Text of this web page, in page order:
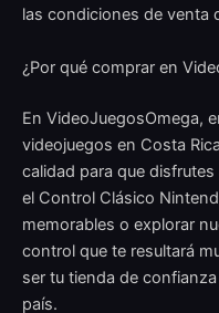
las condiciones de venta
¿Por qué comprar en
En VideoJuegosOmega,
videojuegos en Costa
calidad para que
el Control Clásico
memorables o explorar
control que te resultará
ser tu tienda de
país.